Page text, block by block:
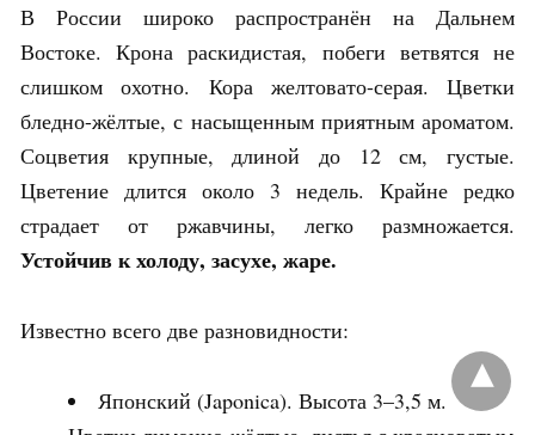
В России широко распространён на Дальнем
Востоке. Крона раскидистая, побеги ветвятся не
слишком охотно. Кора желтовато-серая. Цветки
бледно-жёлтые, с насыщенным приятным ароматом.
Соцветия крупные, длиной до 12 см, густые.
Цветение длится около 3 недель. Крайне редко
страдает от ржавчины, легко размножается.
Устойчив к холоду, засухе, жаре.
Известно всего две разновидности:
Японский (Japonica). Высота 3–3,5 м.